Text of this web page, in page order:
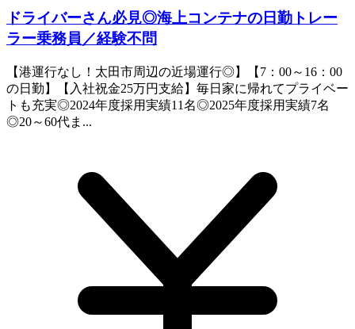
ドライバーさん必見◎海上コンテナの日勤トレー
ラー乗務員／経験不問
【港運行なし！太田市周辺の近場運行◎】【7：00～16：00
の日勤】【入社祝金25万円支給】毎日家に帰れてプライベー
トも充実◎2024年度採用実績11名◎2025年度採用実績7名
◎20～60代ま...